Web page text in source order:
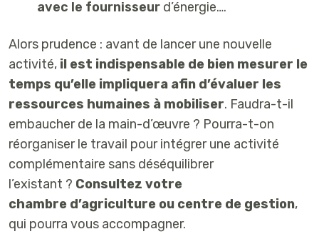
avec le fournisseur d’énergie….
Alors prudence : avant de lancer une nouvelle
activité, il est indispensable de bien mesurer le
temps qu’elle impliquera afin d’évaluer les
ressources humaines à mobiliser. Faudra-t-il
embaucher de la main-d’œuvre ? Pourra-t-on
réorganiser le travail pour intégrer une activité
complémentaire sans déséquilibrer
l’existant ? Consultez votre
chambre d’agriculture ou centre de gestion,
qui pourra vous accompagner.